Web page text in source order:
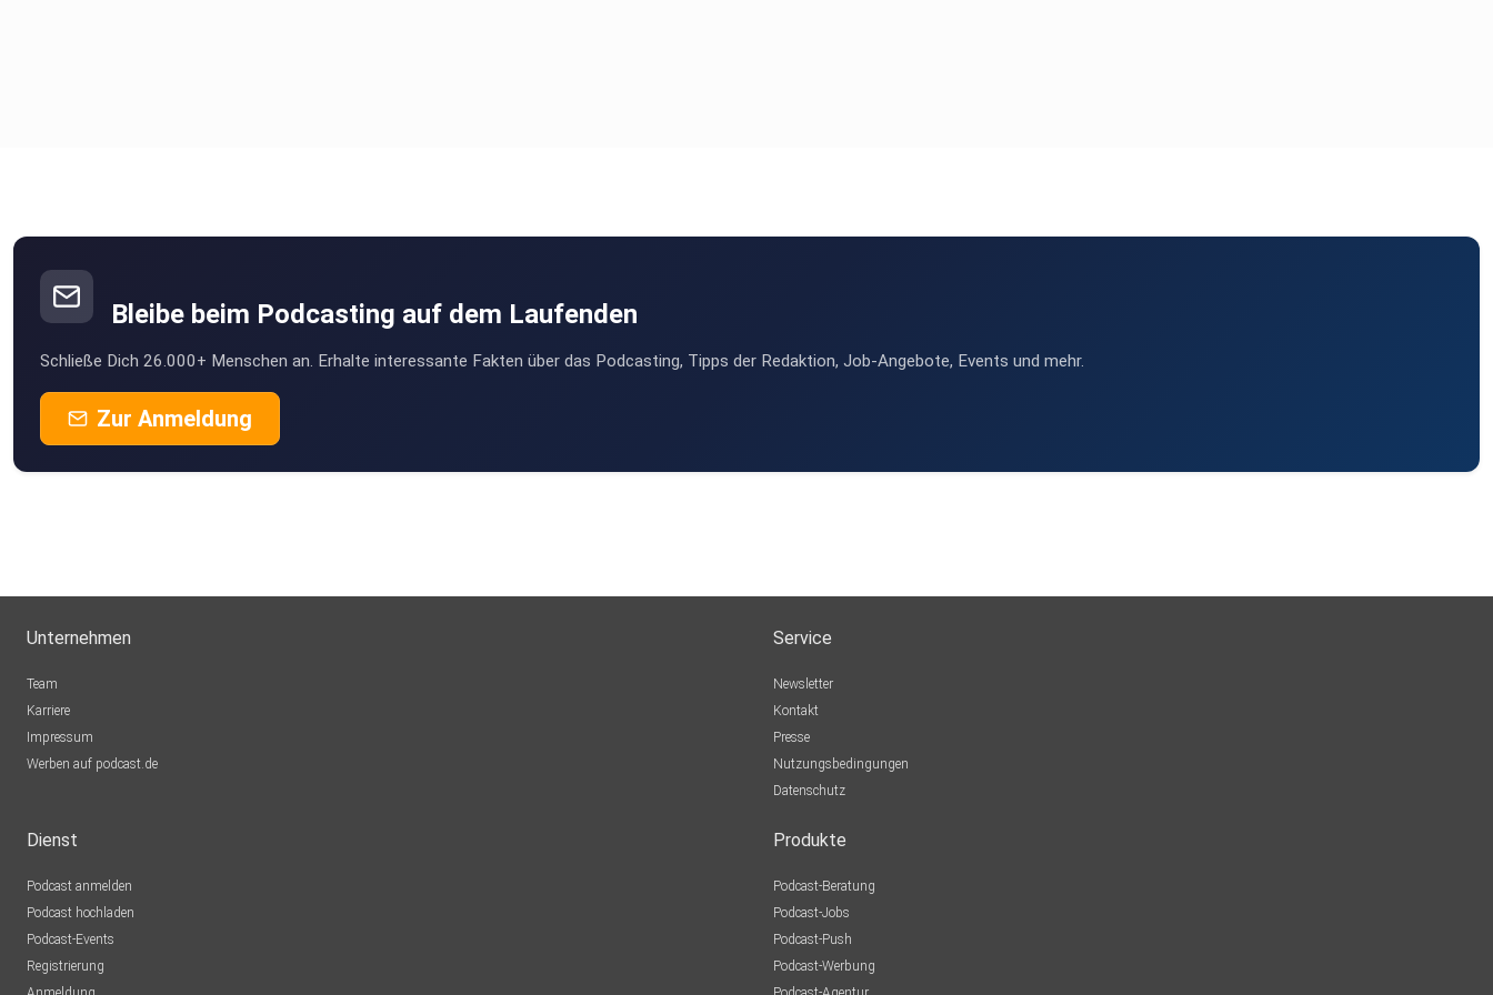
Bleibe beim Podcasting auf dem Laufenden
Schließe Dich 26.000+ Menschen an. Erhalte interessante Fakten über das Podcasting, Tipps der Redaktion, Job-Angebote, Events und mehr.
Zur Anmeldung
Unternehmen
Team
Karriere
Impressum
Werben auf podcast.de
Service
Newsletter
Kontakt
Presse
Nutzungsbedingungen
Datenschutz
Dienst
Podcast anmelden
Podcast hochladen
Podcast-Events
Registrierung
Produkte
Podcast-Beratung
Podcast-Jobs
Podcast-Push
Podcast-Werbung